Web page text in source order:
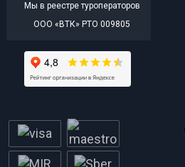
Мы в реестре туроператоров
ООО «ВТК» РТО 009805